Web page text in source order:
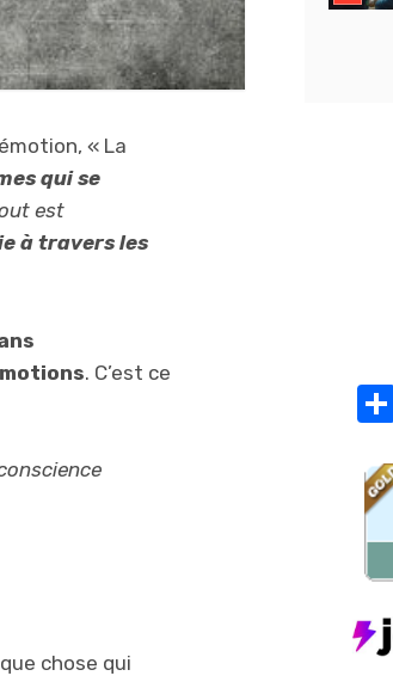
« La
qui se
est
à travers les
. C’est ce
chose qui